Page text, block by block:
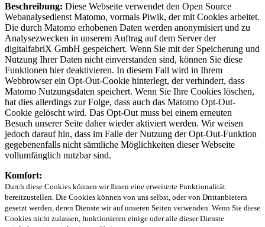
Beschreibung: Diese Webseite verwendet den Open Source
Webanalysedienst Matomo, vormals Piwik, der mit Cookies arbeitet.
Die durch Matomo erhobenen Daten werden anonymisiert und zu
Analysezwecken in unserem Auftrag auf dem Server der
digitalfabriX GmbH gespeichert. Wenn Sie mit der Speicherung und
Nutzung Ihrer Daten nicht einverstanden sind, können Sie diese
Funktionen hier deaktivieren. In diesem Fall wird in Ihrem
Webbrowser ein Opt-Out-Cookie hinterlegt, der verhindert, dass
Matomo Nutzungsdaten speichert. Wenn Sie Ihre Cookies löschen,
hat dies allerdings zur Folge, dass auch das Matomo Opt-Out-
Cookie gelöscht wird. Das Opt-Out muss bei einem erneuten
Besuch unserer Seite daher wieder aktiviert werden. Wir weisen
jedoch darauf hin, dass im Falle der Nutzung der Opt-Out-Funktion
gegebenenfalls nicht sämtliche Möglichkeiten dieser Webseite
vollumfänglich nutzbar sind.
Komfort:
Durch diese Cookies können wir Ihnen eine erweiterte Funktionalität
bereitzustellen. Die Cookies können von uns selbst, oder von Drittanbietern
gesetzt werden, deren Dienste wir auf unseren Seiten verwenden. Wenn Sie diese
Cookies nicht zulassen, funktionieren einige oder alle dieser Dienste